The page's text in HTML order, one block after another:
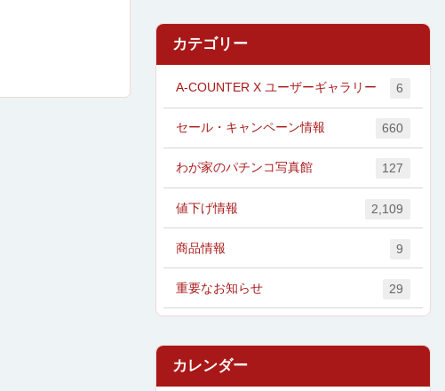
カテゴリー
A-COUNTER X ユーザーギャラリー 6
セール・キャンペーン情報 660
わが家のパチンコ写真館 127
値下げ情報 2,109
商品情報 9
重要なお知らせ 29